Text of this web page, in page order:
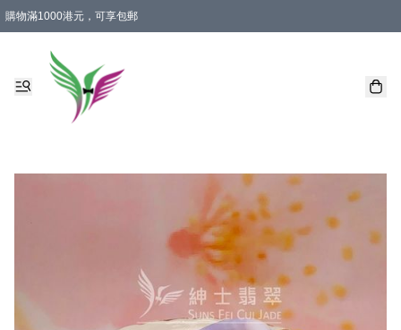
購物滿1000港元，可享包郵